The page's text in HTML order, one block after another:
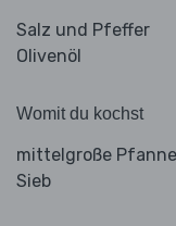
Salz und Pfeffer
Olivenöl
Womit du kochst
mittelgroße Pfanne
Sieb